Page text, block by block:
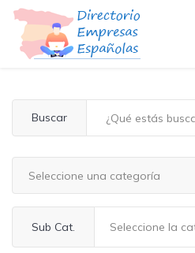
Buscar
Seleccione una categoría
Sub Cat.